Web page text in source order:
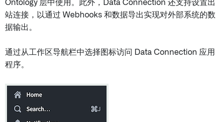
Ontology 层中使用。此外，Data Connection 还支持设置出
站连接，以通过 Webhooks 和数据导出实现对外部系统的数
据输出。
通过从工作区导航栏中选择图标访问 Data Connection 应用
程序。